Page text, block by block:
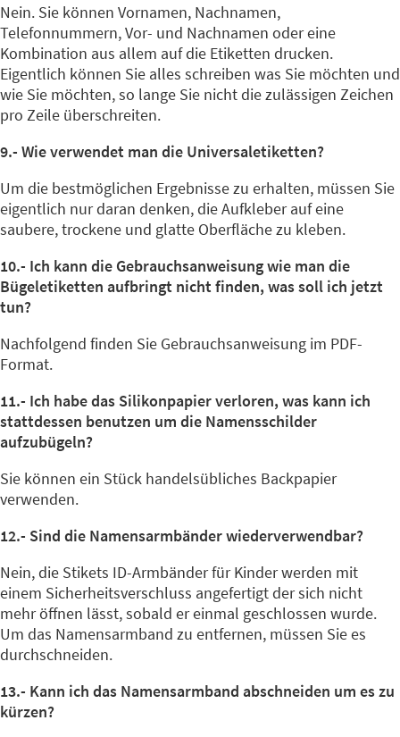
Nein. Sie können Vornamen, Nachnamen,
Telefonnummern, Vor- und Nachnamen oder eine
Kombination aus allem auf die Etiketten drucken.
Eigentlich können Sie alles schreiben was Sie möchten und
wie Sie möchten, so lange Sie nicht die zulässigen Zeichen
pro Zeile überschreiten.
9.- Wie verwendet man die Universaletiketten?
Um die bestmöglichen Ergebnisse zu erhalten, müssen Sie
eigentlich nur daran denken, die Aufkleber auf eine
saubere, trockene und glatte Oberfläche zu kleben.
10.- Ich kann die Gebrauchsanweisung wie man die
Bügeletiketten aufbringt nicht finden, was soll ich jetzt
tun?
Nachfolgend finden Sie Gebrauchsanweisung im PDF-
Format.
11.- Ich habe das Silikonpapier verloren, was kann ich
stattdessen benutzen um die Namensschilder
aufzubügeln?
Sie können ein Stück handelsübliches Backpapier
verwenden.
12.- Sind die Namensarmbänder wiederverwendbar?
Nein, die Stikets ID-Armbänder für Kinder werden mit
einem Sicherheitsverschluss angefertigt der sich nicht
mehr öffnen lässt, sobald er einmal geschlossen wurde.
Um das Namensarmband zu entfernen, müssen Sie es
durchschneiden.
13.- Kann ich das Namensarmband abschneiden um es zu
kürzen?